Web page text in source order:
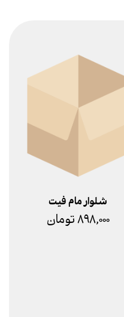
شلوار مام فیت
۸۹۸,۰۰۰ تومان